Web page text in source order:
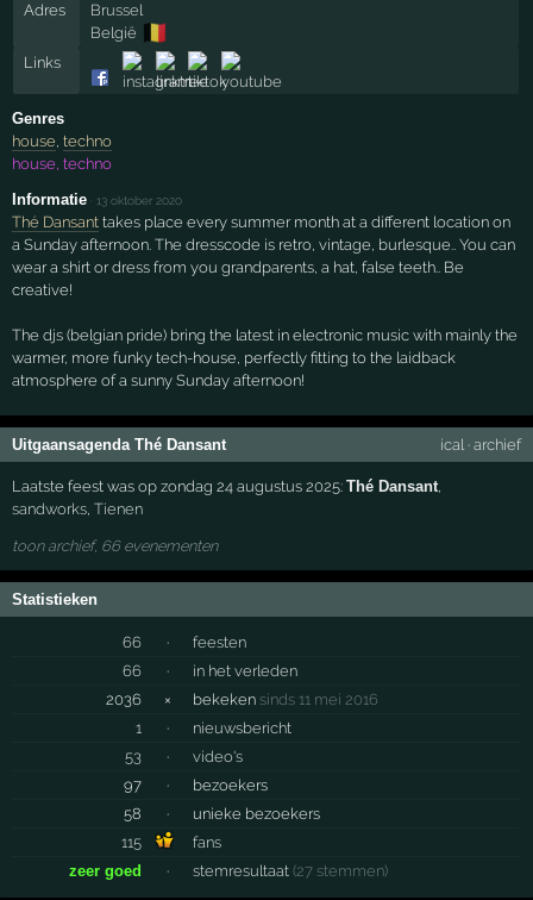
Adres
Brussel
België 🇧🇪
Links
Genres
house,techno
house, techno
Informatie
·13 oktober 2020
Thé Dansant takes place every summer month at a different location on
a Sunday afternoon. The dresscode is retro, vintage, burlesque.. You can
wear a shirt or dress from you grandparents, a hat, false teeth.. Be
creative!
The djs (belgian pride) bring the latest in electronic music with mainly the
warmer, more funky tech-house, perfectly fitting to the laidback
atmosphere of a sunny Sunday afternoon!
Uitgaansagenda Thé Dansant ical· archief
Laatste feest was op zondag 24 augustus 2025:Thé Dansant
sandworks ,Tienen
toon archief, 66 evenementen
Statistieken
66 ·
feesten
66
·
in het verleden
2036
× bekeken sinds 11 mei 2016
1
·
nieuwsbericht
53
·
video's
97
·
bezoekers
58
·
unieke bezoekers
115
fans
zeer goed
· stemresultaat (27 stemmen)